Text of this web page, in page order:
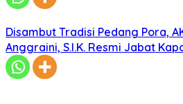
Disambut Tradisi Pedang Pora,
Anggraini, S.I.K. Resmi Jabat